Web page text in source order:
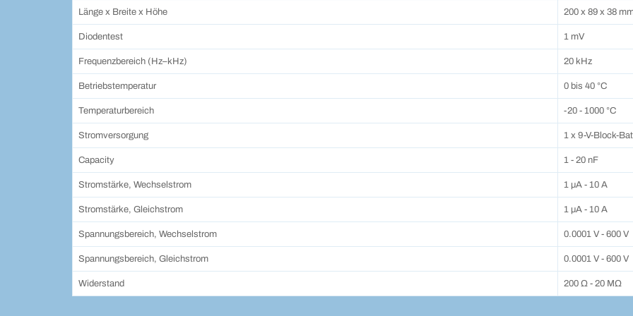
Länge x Breite x Höhe 200 x 89 x 38
Diodentest 1 mV
Frequenzbereich (Hz–kHz) 20 kHz
Betriebstemperatur 0 bis 40 °C
Temperaturbereich -20 - 1000 °C
Stromversorgung 1 x 9-V-Block-
Capacity 1 - 20 nF
Stromstärke, Wechselstrom 1 μA - 10 A
Stromstärke, Gleichstrom 1 μA - 10 A
Spannungsbereich, Wechselstrom 0.0001 V - 600 V
Spannungsbereich, Gleichstrom 0.0001 V - 600 V
Widerstand 200 Ω - 20 MΩ